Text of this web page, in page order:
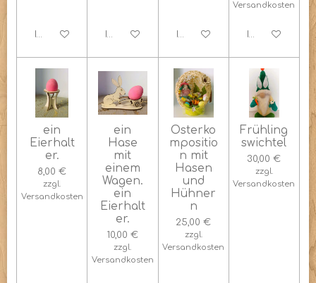
In den WarenkorbIn den WarenkorbIn den Warenkorb
Versandkosten
In den
ein
Eierhalt
er.
8,00 €
zzgl.
Versandkosten
ein
Hase
mit
einem
Wagen.
ein
Eierhalt
er.
10,00 €
zzgl.
Versandkosten
Osterko
mpositio
n mit
Hasen
und
Hühner
n
25,00 €
zzgl.
Versandkosten
Frühling
swichtel
30,00 €
zzgl.
Versandkosten